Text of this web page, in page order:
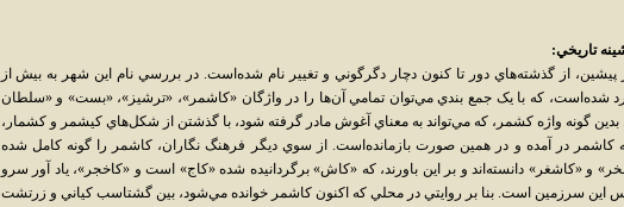
تاريخي:
از گذشته‌هاي دور تا کنون دچار دگرگوني و تغيير نام شده‌است. در بررسي نام اين شهر به بيش از
شده‌است، که با يک جمع بندي مي‌توان تمامي آن‌ها را در واژگان «کاشمر»، «ترشيز»، «بست» و «سلطان
بدين گونه واژه کشمر، که مي‌تواند به معناي آغوش مادر گرفته شود، با گذشتن از شکل‌هاي کيشمر و کشمار،
کاشمر در آمده و در همين صورت بازمانده‌است. از سوي ديگر فرهنگ نگاران، کاشمر را گونه کامل شده
و «کاشغر» دانسته‌اند و بر اين باورند، که «کاش» برگردانيده شده «کاج» است و «کاخجر»، ياد آور سرو
سرزمين است. بنا بر روايتي در محلي که اکنون کاشمر خوانده مي‌شود، بين گشتاسب کياني و زرتشت